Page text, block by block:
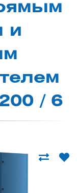
и
/ 6